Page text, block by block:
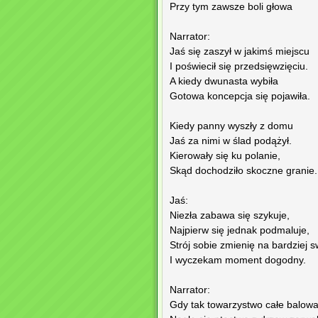
Przy tym zawsze boli głowa
Narrator:
Jaś się zaszył w jakimś miejscu
I poświecił się przedsięwzięciu.
A kiedy dwunasta wybiła
Gotowa koncepcja się pojawiła.
Kiedy panny wyszły z domu
Jaś za nimi w ślad podążył.
Kierowały się ku polanie,
Skąd dochodziło skoczne granie.
Jaś:
Niezła zabawa się szykuje,
Najpierw się jednak podmaluje,
Strój sobie zmienię na bardziej
I wyczekam moment dogodny.
Narrator:
Gdy tak towarzystwo całe